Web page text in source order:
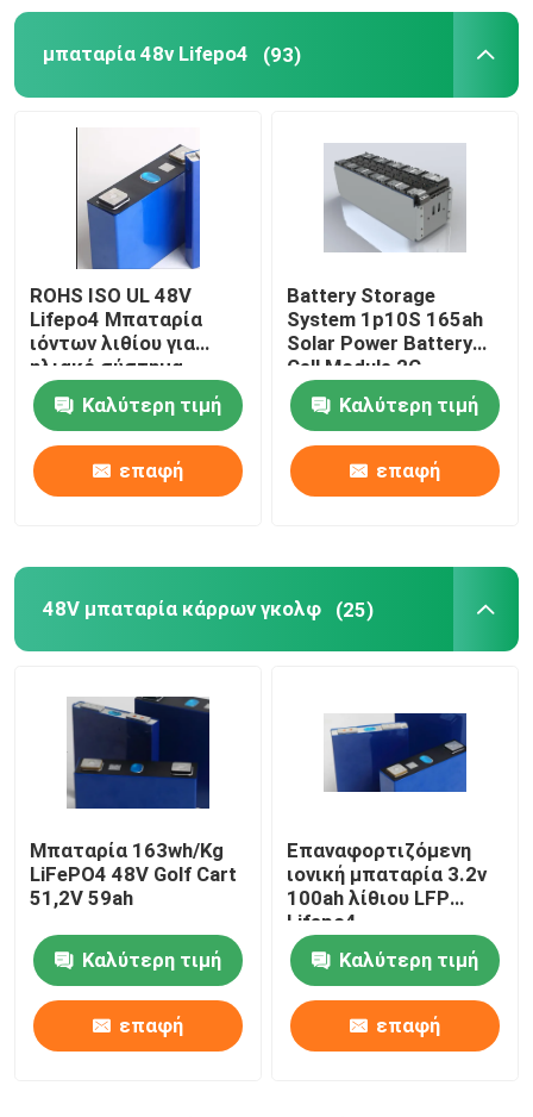
μπαταρία 48v Lifepo4
48V μπαταρία κάρρων γκολφ
Οικιακές μπαταρίες αποθήκευσης ενέργειας
Μπαταρία αποθήκευσης ηλιακής ενέργειας
Μπαταρία λίθιου ενεργειακής αποθήκευσης
Μπαταρία αποθήκευσης LiFePO4
Μπαταρία 51,2 V
Συσσωρευμένο πακέτο μπαταριών
μπαταρία 48v Lifepo4 (93)
ROHS ISO UL 48V
Lifepo4 Μπαταρία
ιόντων λιθίου για
ηλιακό σύστημα
Καλύτερη τιμή
επαφή
Battery Storage
System 1p10S 165ah
Solar Power Battery
Cell Module 2C
Καλύτερη τιμή
επαφή
48V μπαταρία κάρρων γκολφ (25)
Μπαταρία 163wh/Kg
LiFePO4 48V Golf Cart
51,2V 59ah
Καλύτερη τιμή
επαφή
Επαναφορτιζόμενη
ιονική μπαταρία 3.2v
100ah λίθιου LFP
Lifepo4
Καλύτερη τιμή
επαφή